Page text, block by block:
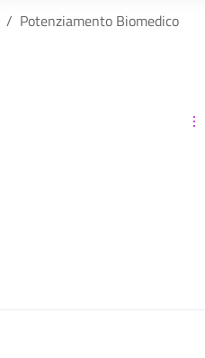
Potenziamento Biomedico